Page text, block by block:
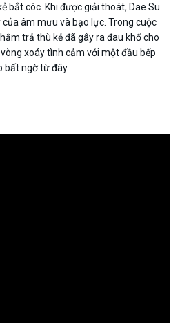
bắt cóc. Khi được giải thoát, Dae Su
âm mưu và bạo lực. Trong cuộc
trả thù kẻ đã gây ra đau khổ cho
xoáy tình cảm với một đầu bếp
ngờ từ đây...